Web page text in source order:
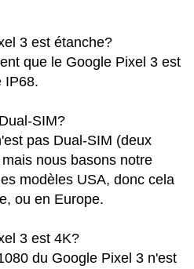
3 est étanche?
que le Google Pixel 3 est
IP68.
SIM?
pas Dual-SIM (deux
nous basons notre
modèles USA, donc cela
ou en Europe.
3 est 4K?
du Google Pixel 3 n'est